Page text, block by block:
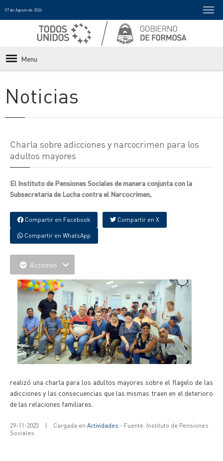
07 de Agosto de 2026
Menu
Noticias
Charla sobre adicciones y narcocrimen para los
adultos mayores
El Instituto de Pensiones Sociales de manera conjunta con la
Subsecretaria de Lucha contra el Narcocrimen,
Compartir en Facebook Compartir en X
Compartir en WhatsApp
Acciones
realizó una charla para los adultos mayores sobre el flagelo de las
adicciones y las consecuencias que las mismas traen en el deterioro
de las relaciones familiares.
29-11-2023 | Cargada en Actividades - Fuente: Instituto de Pensiones
Sociales